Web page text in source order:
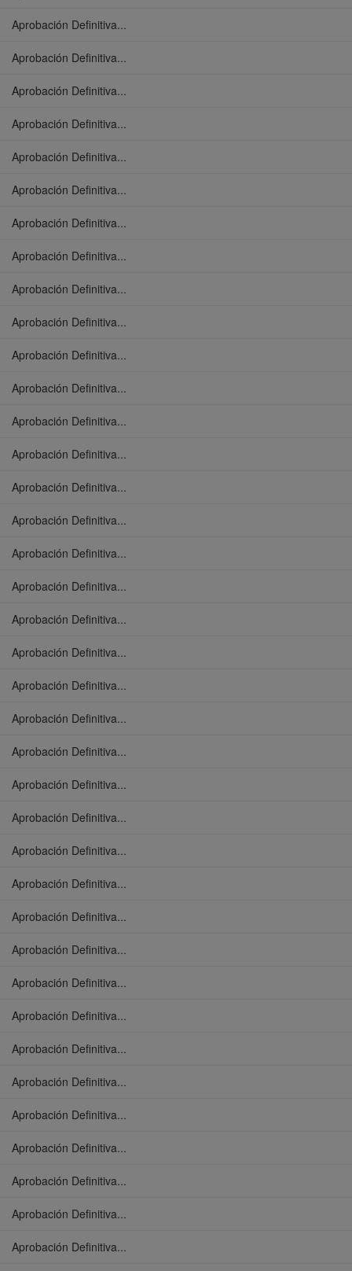
Aprobación Definitiva...
Aprobación Definitiva...
Aprobación Definitiva...
Aprobación Definitiva...
Aprobación Definitiva...
Aprobación Definitiva...
Aprobación Definitiva...
Aprobación Definitiva...
Aprobación Definitiva...
Aprobación Definitiva...
Aprobación Definitiva...
Aprobación Definitiva...
Aprobación Definitiva...
Aprobación Definitiva...
Aprobación Definitiva...
Aprobación Definitiva...
Aprobación Definitiva...
Aprobación Definitiva...
Aprobación Definitiva...
Aprobación Definitiva...
Aprobación Definitiva...
Aprobación Definitiva...
Aprobación Definitiva...
Aprobación Definitiva...
Aprobación Definitiva...
Aprobación Definitiva...
Aprobación Definitiva...
Aprobación Definitiva...
Aprobación Definitiva...
Aprobación Definitiva...
Aprobación Definitiva...
Aprobación Definitiva...
Aprobación Definitiva...
Aprobación Definitiva...
Aprobación Definitiva...
Aprobación Definitiva...
Aprobación Definitiva...
Aprobación Definitiva...